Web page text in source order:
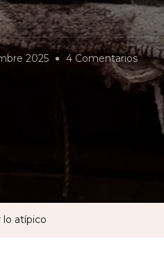
2025 4 ComentariosEn
lo atípico